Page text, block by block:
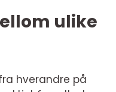
ulike
hverandre på